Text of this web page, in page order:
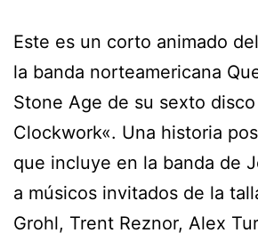
Este es un corto animado
la banda norteamericana
Stone Age de su sexto
Clockwork«. Una historia
que incluye en la banda de
a músicos invitados de la
Grohl, Trent Reznor, Alex